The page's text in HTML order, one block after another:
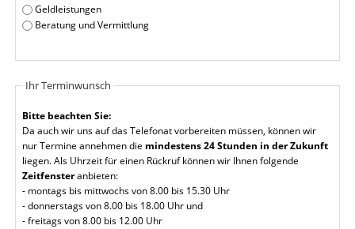
Geldleistungen
Beratung und Vermittlung
Ihr Terminwunsch
Bitte beachten Sie:
Da auch wir uns auf das Telefonat vorbereiten müssen, können wir
nur Termine annehmen die mindestens 24 Stunden in der Zukunft
liegen. Als Uhrzeit für einen Rückruf können wir Ihnen folgende
Zeitfensteranbieten:
- montags bis mittwochs von 8.00 bis 15.30 Uhr
- donnerstags von 8.00 bis 18.00 Uhr und
- freitags von 8.00 bis 12.00 Uhr